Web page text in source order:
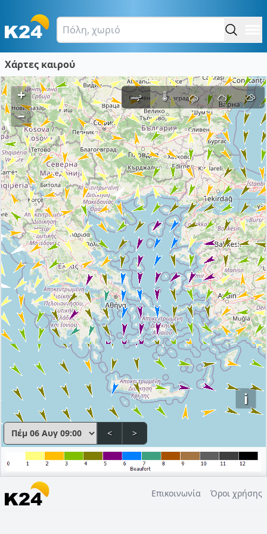
Χάρτες καιρού
i
+
–
< >
Επικοινωνία Όροι χρήσης